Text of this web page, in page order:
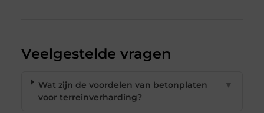
Veelgestelde vragen
Wat zijn de voordelen van betonplaten
voor terreinverharding?
▼